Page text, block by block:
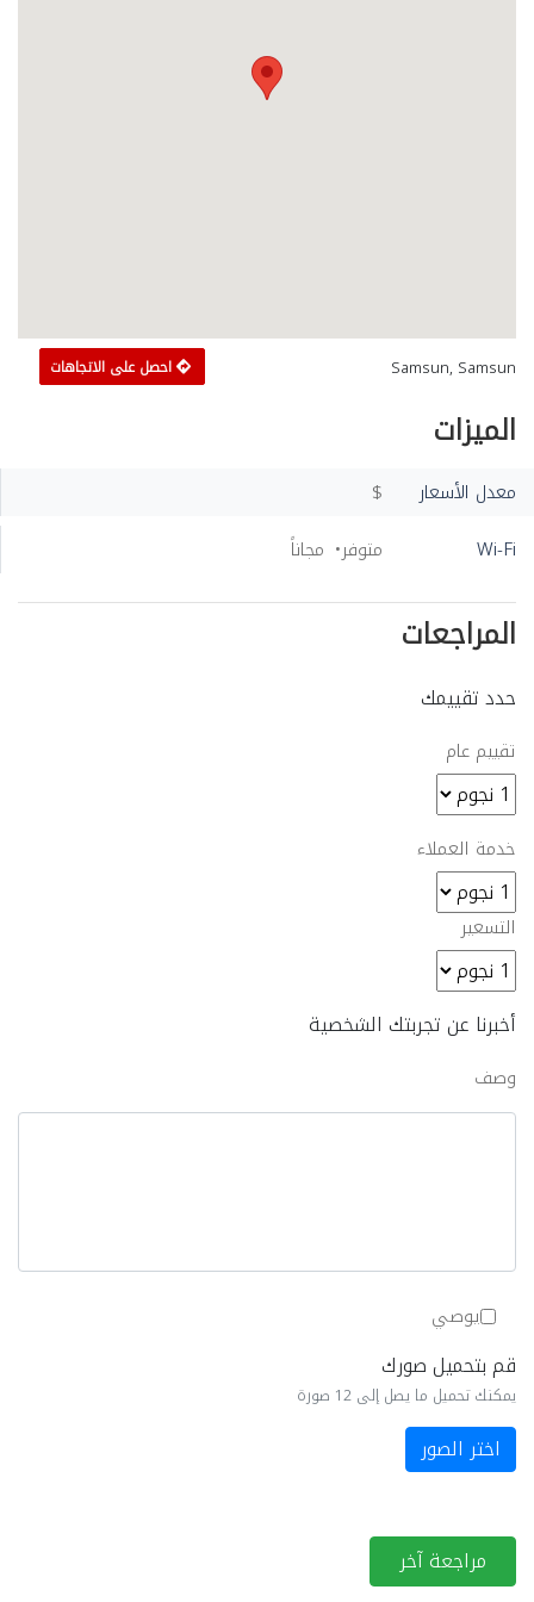
Samsun, Samsun احصل على الاتجاهات
الميزات
معدل الأسعار
$
Wi-Fi
متوفر مجاناً
المراجعات
حدد تقييمك
تقييم عام
خدمة العملاء
التسعير
أخبرنا عن تجربتك الشخصية
وصف
يوصي
قم بتحميل صورك
يمكنك تحميل ما يصل إلى 12 صورة
اختر الصور
مراجعة آخر